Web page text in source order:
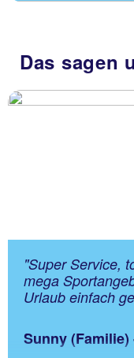
Das sagen
"Super Service,
mega
Urlaub einfach
Sunny (Familie)